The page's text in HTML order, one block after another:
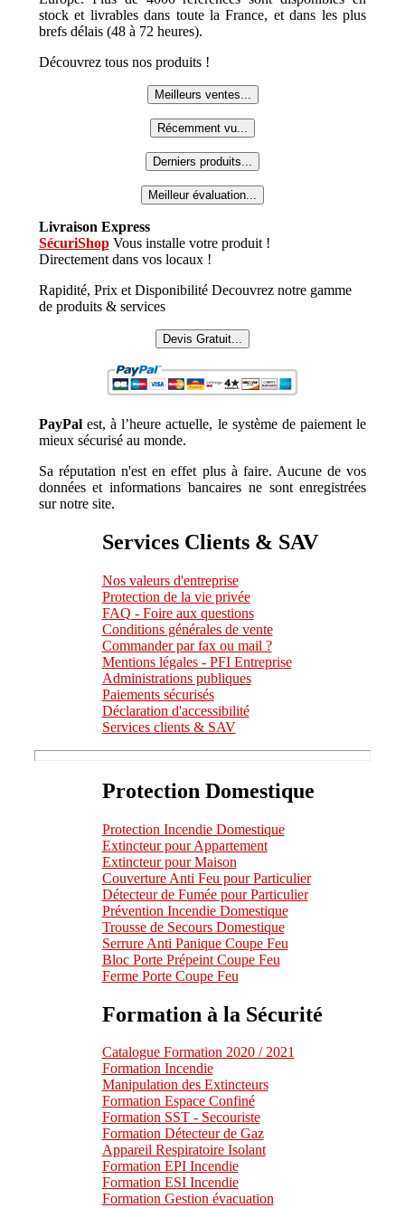
stock et livrables dans toute la France, et dans les plus
brefs délais (48 à 72 heures).
Découvrez tous nos produits !
Meilleurs ventes...
Récemment vu...
Derniers produits...
Meilleur évaluation...
Livraison Express
SécuriShopVous installe votre produit !
Directement dans vos locaux !
Rapidité, Prix et Disponibilité Decouvrez notre gamme
de produits & services
Devis Gratuit...
PayPalest, à l’heure actuelle, le système de paiement le
mieux sécurisé au monde.
Sa réputation n'est en effet plus à faire. Aucune de vos
données et informations bancaires ne sont enregistrées
sur notre site.
Services Clients & SAV
Nos valeurs d'entreprise
Protection de la vie privée
FAQ - Foire aux questions
Conditions générales de vente
Commander par fax ou mail ?
Mentions légales - PFI Entreprise
Administrations publiques
Paiements sécurisés
Déclaration d'accessibilité
Services clients & SAV
Protection Domestique
Protection Incendie Domestique
Extincteur pour Appartement
Extincteur pour Maison
Couverture Anti Feu pour Particulier
Détecteur de Fumée pour Particulier
Prévention Incendie Domestique
Trousse de Secours Domestique
Serrure Anti Panique Coupe Feu
Bloc Porte Prépeint Coupe Feu
Ferme Porte Coupe Feu
Formation à la Sécurité
Catalogue Formation 2020 / 2021
Formation Incendie
Manipulation des Extincteurs
Formation Espace Confiné
Formation SST - Secouriste
Formation Détecteur de Gaz
Appareil Respiratoire Isolant
Formation EPI Incendie
Formation ESI Incendie
Formation Gestion évacuation